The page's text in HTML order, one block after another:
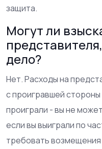
защита.
Могут ли
дело?
Нет. Расходы на
с проигравшей
проиграли - вы не
если вы выиграли по
требовать